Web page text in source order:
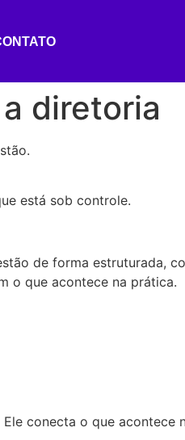
diretoria
está sob controle.
de forma estruturada,
o que acontece na prática.
conecta o que acontece